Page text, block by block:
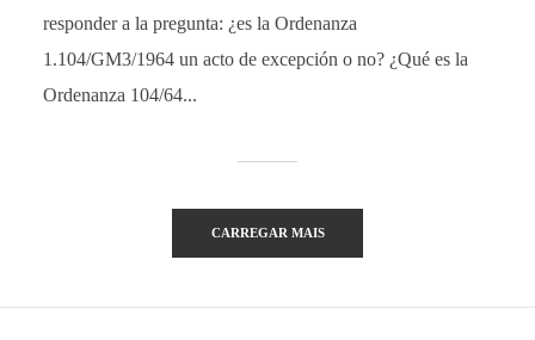
responder a la pregunta: ¿es la Ordenanza
1.104/GM3/1964 un acto de excepción o no? ¿Qué es la
Ordenanza 104/64...
CARREGAR MAIS